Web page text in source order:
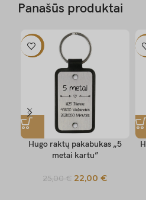
Panašūs produktai
-12%
Hugo raktų pakabukas „5
metai kartu”
25,00€ 22,00 €
-